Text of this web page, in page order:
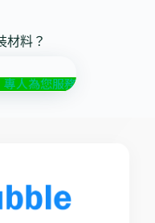
材料？
專人為您服務